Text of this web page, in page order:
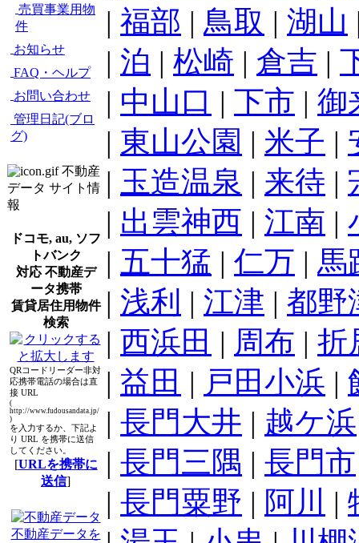
売買事業用物
件
お知らせ
FAQ・ヘルプ
お問い合わせ
管理日記(ブロ
グ)
不動産
データ サイト情
報
ドコモ, au, ソフ
トバンク
対応 不動産デ
ータ携帯
賃貸居住用物件
検索
QRコードリーダー非対
応携帯電話の場合は直
接 URL
(
http://www.fudousandata.jp/
)
を入力するか、下記よ
り URL を携帯に送信
してください。
[URLを携帯に
送信]
不動産データを
| 福部 | 鳥取 | 湖山
| 泊 | 松崎 | 倉吉 |
| 中山口 | 下市 | 御
| 東山公園 | 米子 |
| 玉造温泉 | 来待 |
| 出雲神西 | 江南 |
| 五十猛 | 仁万 | 馬
| 浅利 | 江津 | 都野
| 西浜田 | 周布 | 折
| 益田 | 戸田小浜 |
| 長門大井 | 越ケ浜
| 長門三隅 | 長門市
| 長門粟野 | 阿川 |